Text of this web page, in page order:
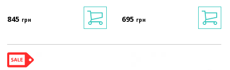
845 грн 695 грн